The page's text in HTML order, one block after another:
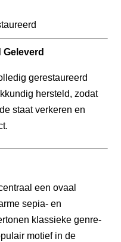
gerestaureerd
hersteld, zodat
staat verkeren en
een ovaal
sepia- en
klassieke genre-
motief in de